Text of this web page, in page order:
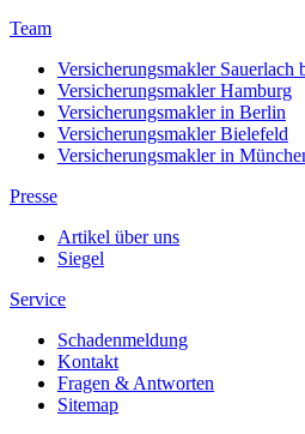
Team
Versicherungsmakler Sauerlach
Versicherungsmakler Hamburg
Versicherungsmakler in Berlin
Versicherungsmakler Bielefeld
Versicherungsmakler in
Presse
Artikel über uns
Siegel
Service
Schadenmeldung
Kontakt
Fragen & Antworten
Sitemap